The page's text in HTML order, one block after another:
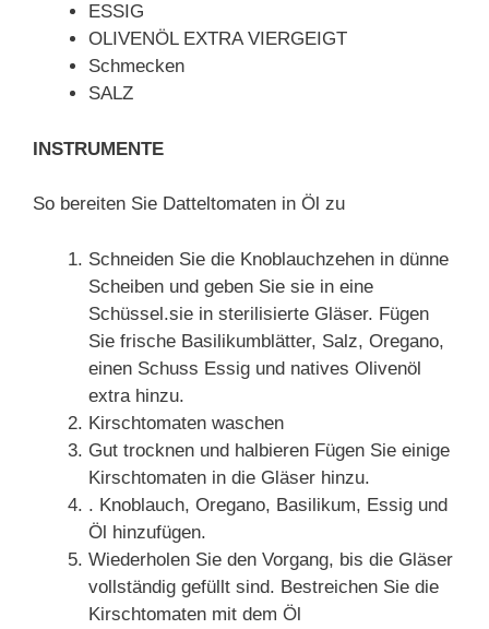
ESSIG
OLIVENÖL EXTRA VIERGEIGT
Schmecken
SALZ
INSTRUMENTE
So bereiten Sie Datteltomaten in Öl zu
Schneiden Sie die Knoblauchzehen in dünne
Scheiben und geben Sie sie in eine
Schüssel.sie in sterilisierte Gläser. Fügen
Sie frische Basilikumblätter, Salz, Oregano,
einen Schuss Essig und natives Olivenöl
extra hinzu.
Kirschtomaten waschen
Gut trocknen und halbieren Fügen Sie einige
Kirschtomaten in die Gläser hinzu.
. Knoblauch, Oregano, Basilikum, Essig und
Öl hinzufügen.
Wiederholen Sie den Vorgang, bis die Gläser
vollständig gefüllt sind. Bestreichen Sie die
Kirschtomaten mit dem Öl